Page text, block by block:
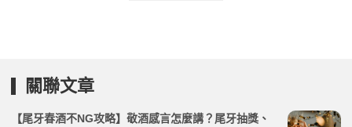
關聯文章
【尾牙春酒不NG攻略】敬酒感言怎麼講？尾牙抽獎、